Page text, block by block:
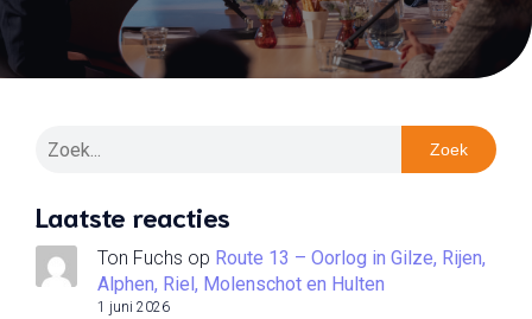
Zoek
Laatste reacties
Ton Fuchs op Route 13 – Oorlog in Gilze, Rijen,
Alphen, Riel, Molenschot en Hulten
1 juni 2026